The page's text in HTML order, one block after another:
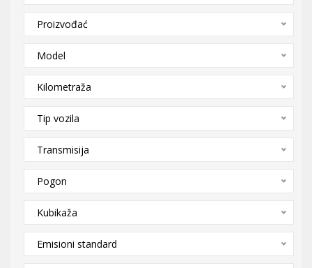
Proizvođać
Model
Kilometraža
Tip vozila
Transmisija
Pogon
Kubikaža
Emisioni standard